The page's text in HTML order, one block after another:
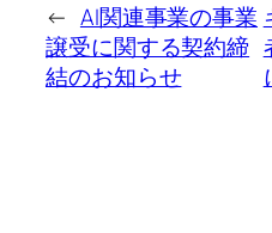
← AI関連事業の事業
譲受に関する契約締
結のお知らせ